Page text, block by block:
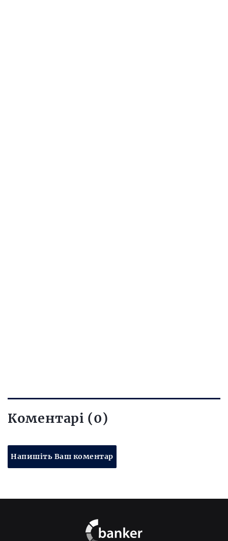
Коментарі (0)
Напишіть Ваш коментар